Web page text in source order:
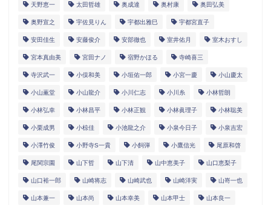
天野恵一 太田哲雄 奥成達 奥村康 奥田弘美
奥野宣之 宇佐見りん 宇都出雅巳 宇都宮直子
安田佳生 安藤俊介 安部徹也 室井佑月 室木おすし
宮本真由美 宮田ナノ 宿野かほる 寺崎喜三
寺沢武一 小俣和美 小垣佑一郎 小宮一慶 小山慶太
小山薫堂 小山龍介 小川仁志 小川糸 小林哲朗
小林弘幸 小林昌平 小林正観 小林眞理子 小林聡美
小栗成男 小椋佳 小池龍之介 小泉今日子 小泉吉宏
小澤竹俊 小野寺S一貴 小飼弾 小鷹信光 尾原和啓
尾関宗園 山下哲 山下清 山中恵美子 山口恵梨子
山口裕一郎 山崎将志 山崎武也 山崎洋実 山嵜一也
山本兼一 山本尚 山本幸美 山本甲士 山本良一